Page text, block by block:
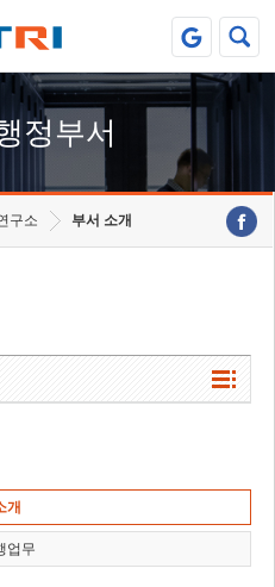
정부서
구소 부서 소개
개
업무